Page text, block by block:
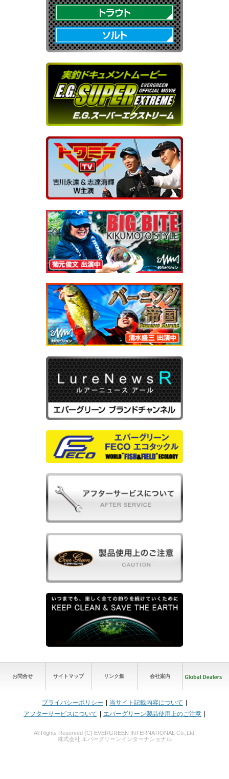
お問合せ サイトマップ リンク集 会社案内
プライバシーポリシー
当サイト記載内容について
アフターサービスについて
エバーグリーン製品使用上のご注意
All Rights Reserved (C) EVERGREEN INTERNATIONAL Co.,Ltd.
株式会社 エバーグリーンインターナショナル